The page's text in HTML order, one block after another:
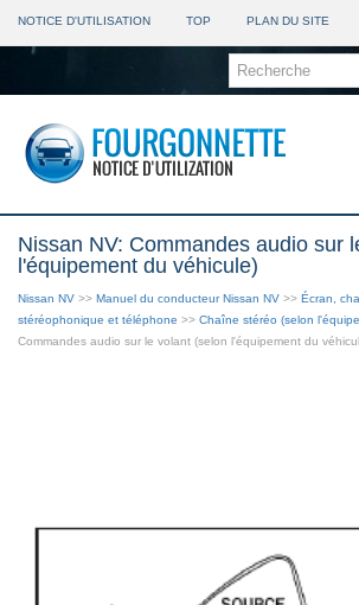
NOTICE D'UTILISATION TOP PLAN DU SITE
Nissan NV: Commandes audio sur
l'équipement du véhicule)
Nissan NV >> Manuel du conducteur Nissan NV >> Écran,
stéréophonique et téléphone >> Chaîne stéréo (selon
Commandes audio sur le volant (selon l'équipement du